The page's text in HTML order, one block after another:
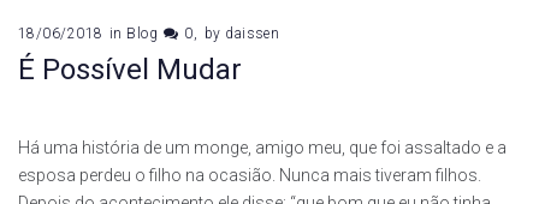
18/06/2018 in Blog 0 by daissen
É Possível Mudar
Há uma história de um monge, amigo meu, que foi assaltado e a
esposa perdeu o filho na ocasião. Nunca mais tiveram filhos.